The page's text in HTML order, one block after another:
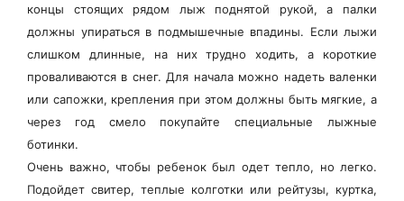
концы стоящих рядом лыж поднятой рукой, а палки
должны упираться в подмышечные впадины. Если лыжи
слишком длинные, на них трудно ходить, а короткие
проваливаются в снег. Для начала можно надеть валенки
или сапожки, крепления при этом должны быть мягкие, а
через год смело покупайте специальные лыжные
ботинки.
Очень важно, чтобы ребенок был одет тепло, но легко.
Подойдет свитер, теплые колготки или рейтузы, куртка,